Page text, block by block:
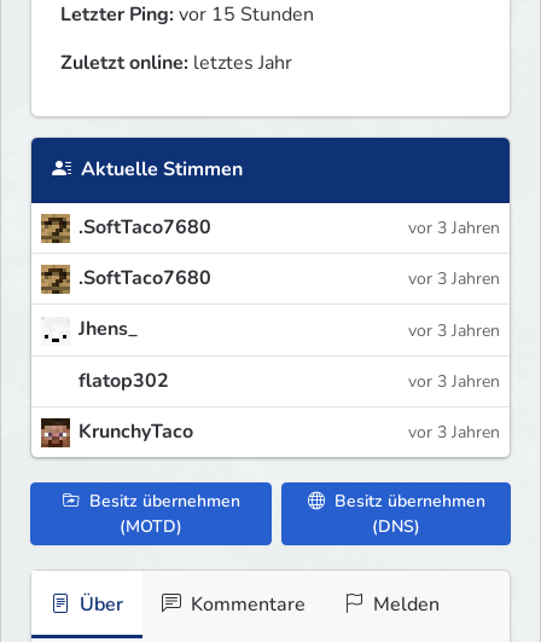
Letzter Ping:vor 15 Stunden
Zuletzt online: letztes Jahr
Aktuelle Stimmen
.SoftTaco7680 vor 3 Jahren
.SoftTaco7680 vor 3 Jahren
Jhens_ vor 3 Jahren
flatop302 vor 3 Jahren
KrunchyTaco vor 3 Jahren
Besitz übernehmen
(MOTD)
Besitz übernehmen
(DNS)
Über Kommentare Melden